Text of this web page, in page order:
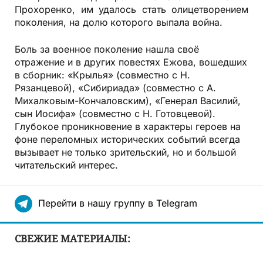
Прохоренко, им удалось стать олицетворением
поколения, на долю которого выпала война.
Боль за военное поколение нашла своё
отражение и в других повестях Ежова, вошедших
в сборник: «Крылья» (совместно с Н.
Рязанцевой), «Сибириада» (совместно с А.
Михалковым-Кончаловским), «Генерал Василий,
сын Иосифа» (совместно с Н. Готовцевой).
Глубокое проникновение в характеры героев на
фоне переломных исторических событий всегда
вызывает не только зрительский, но и большой
читательский интерес.
Перейти в нашу группу в Telegram
СВЕЖИЕ МАТЕРИАЛЫ: